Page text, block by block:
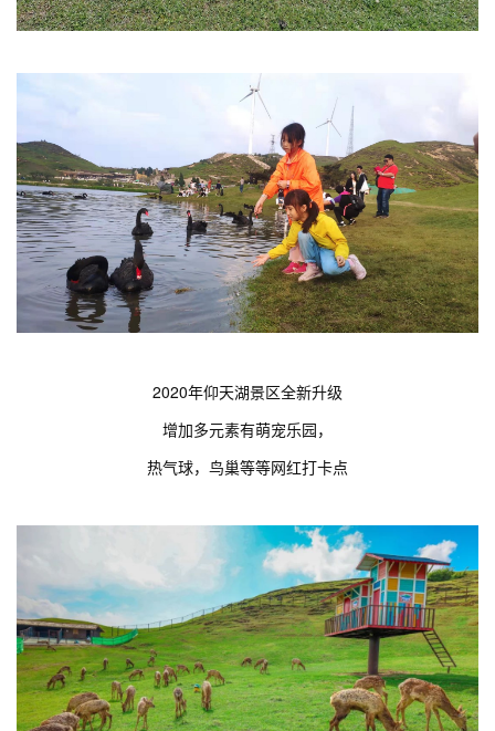
2020年仰天湖景区全新升级
增加多元素有萌宠乐园，
热气球，鸟巢等等网红打卡点